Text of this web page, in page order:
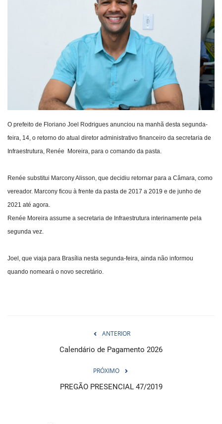
O prefeito de Floriano Joel Rodrigues anunciou na manhã desta segunda-
feira, 14, o retorno do atual diretor administrativo financeiro da secretaria de
Infraestrutura, Renée Moreira, para o comando da pasta.
Renée substitui Marcony Alisson, que decidiu retornar para a Câmara, como
vereador. Marcony ficou à frente da pasta de 2017 a 2019 e de junho de
2021 até agora.
Renée Moreira assume a secretaria de Infraestrutura interinamente pela
segunda vez.
Joel, que viaja para Brasília nesta segunda-feira, ainda não informou
quando nomeará o novo secretário.
ANTERIOR
Calendário de Pagamento 2026
PRÓXIMO
PREGÃO PRESENCIAL 47/2019